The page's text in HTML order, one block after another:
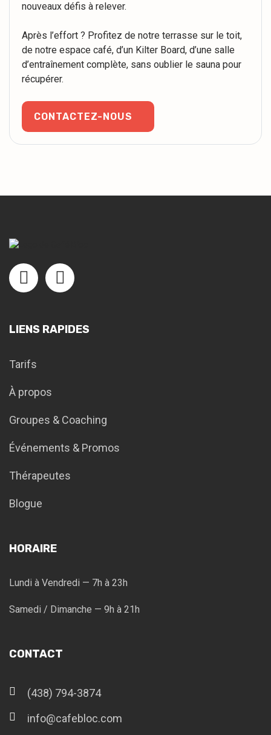
nouveaux défis à relever.
Après l’effort ? Profitez de notre terrasse sur le toit,
de notre espace café, d’un Kilter Board, d’une salle
d’entraînement complète, sans oublier le sauna pour
récupérer.
CONTACTEZ-NOUS
LIENS RAPIDES
Tarifs
À propos
Groupes & Coaching
Événements & Promos
Thérapeutes
Blogue
HORAIRE
Lundi à Vendredi — 7h à 23h
Samedi / Dimanche — 9h à 21h
CONTACT
(438) 794-3874
info@cafebloc.com